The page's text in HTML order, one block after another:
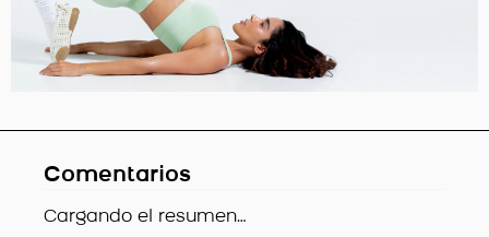
Comentarios
Cargando el resumen…